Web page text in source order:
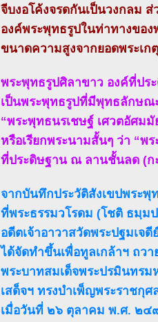
จีบงอโค้งจรดกันเป็นวงกลม
องค์พระพุทธรูปในท่าทางของ
ขนาดความสูงจากยอดพระเ
พระพุทธรูปศิลาขาว องค์ที่ปร
เป็นพระพุทธรูปที่มีพุทธลักษณ
“พระพุทธนรเชษฐ์ เศวตอัศม
หรือเรียกพระนามสั้นๆ ว่า “พ
ที่ประดิษฐาน ณ ลานชั้นลด (ก
จากบันทึกประวัติสังเขปพระพุ
ที่พระธรรมวโรดม (โชติ ธมฺม
อดีตเจ้าอาวาสวัดพระปฐมเจ
ได้จัดทำขึ้นเพื่อทูลเกล้าฯ ถว
พระบาทสมเด็จพระปรมินทร
เสด็จฯ ทรงบำเพ็ญพระราชกุศ
เมื่อวันที่ ๒๖ ตุลาคม พ.ศ. ๒๔